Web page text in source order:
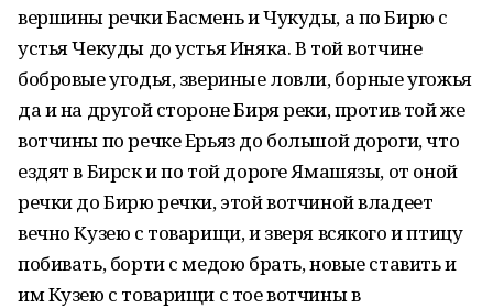
вершины речки Басмень и Чукуды, а по Бирю с
устья Чекуды до устья Иняка. В той вотчине
бобровые угодья, звериные ловли, борные угожья
да и на другой стороне Биря реки, против той же
вотчины по речке Ерьяз до большой дороги, что
ездят в Бирск и по той дороге Ямашязы, от оной
речки до Бирю речки, этой вотчиной владеет
вечно Кузею с товарищи, и зверя всякого и птицу
побивать, борти с медою брать, новые ставить и
им Кузею с товарищи с тое вотчины в